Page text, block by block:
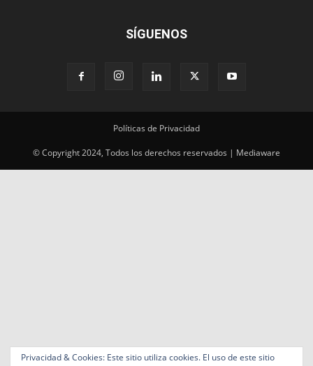
SÍGUENOS
Políticas de Privacidad
© Copyright 2024, Todos los derechos reservados | Mediaware
Privacidad & Cookies: Este sitio utiliza cookies. El uso de este sitio